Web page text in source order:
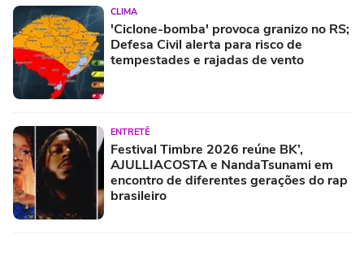
CLIMA
'Ciclone-bomba' provoca granizo no RS;
Defesa Civil alerta para risco de
tempestades e rajadas de vento
ENTRETÊ
Festival Timbre 2026 reúne BK’,
AJULLIACOSTA e NandaTsunami em
encontro de diferentes gerações do rap
brasileiro